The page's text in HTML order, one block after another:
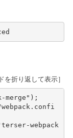
を折り返して表示］
merge" );
webpack